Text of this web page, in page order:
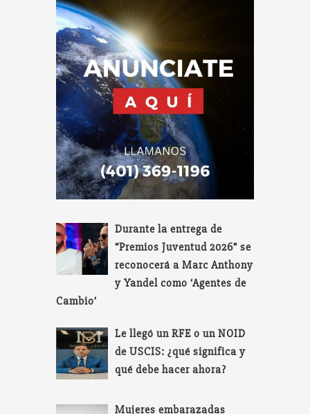
Durante la entrega de
“Premios Juventud 2026” se
reconocerá a Marc Anthony
y Yandel como ‘Agentes de
Cambio’
Le llegó un RFE o un NOID
de USCIS: ¿qué significa y
qué debe hacer ahora?
Mujeres embarazadas